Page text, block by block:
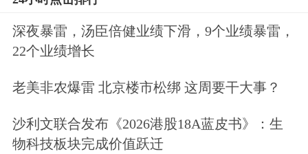
纯电动车型。其中，9.98万元的半固态
着高端电池技术正走向大众消费市场。
深夜暴雷，汤臣倍健业绩下滑，9个业绩暴雷，
22个业绩增长
老美非农爆雷 北京楼市松绑 这周要干大事？
沙利文联合发布《2026港股18A蓝皮书》：生
物科技板块完成价值跃迁